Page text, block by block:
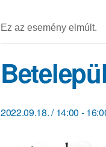
Ez az esemény elmúlt.
2022.09.18. / 14:00 -